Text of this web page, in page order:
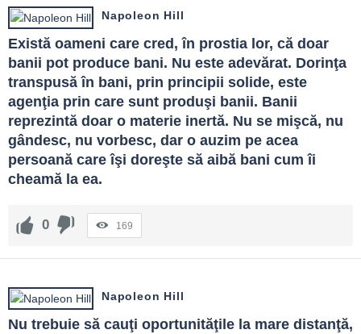
Napoleon Hill
Există oameni care cred, în prostia lor, că doar
banii pot produce bani. Nu este adevărat. Dorinţa
transpusă în bani, prin principii solide, este
agenţia prin care sunt produşi banii. Banii
reprezintă doar o materie inertă. Nu se mişcă, nu
gândesc, nu vorbesc, dar o auzim pe acea
persoană care îşi doreşte să aibă bani cum îi
cheamă la ea.
0 169
Napoleon Hill
Nu trebuie să cauţi oportunităţile la mare distanţă,